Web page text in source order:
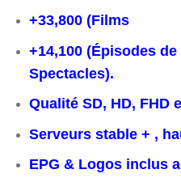
+33,800 (Films
+14,100 (Épisodes
Spectacles).
Qualité SD, HD, FHD
Serveurs stable + ,
EPG & Logos inclus